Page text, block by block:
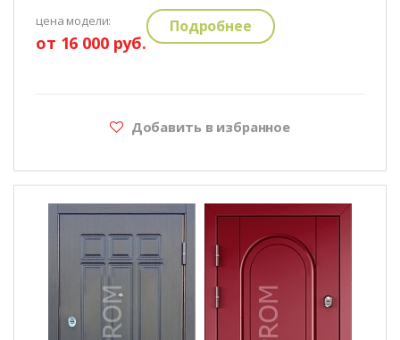
цена модели:
от 16 000 руб.
Подробнее
Добавить в избранное